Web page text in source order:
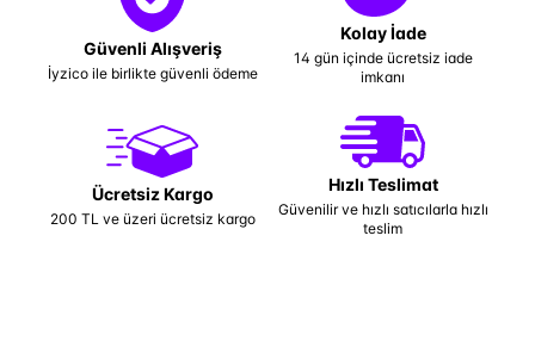
Güvenli Alışveriş
İyzico ile birlikte güvenli ödeme
Kolay İade
14 gün içinde ücretsiz iade
imkanı
Ücretsiz Kargo
200 TL ve üzeri ücretsiz kargo
Hızlı Teslimat
Güvenilir ve hızlı satıcılarla hızlı
teslim